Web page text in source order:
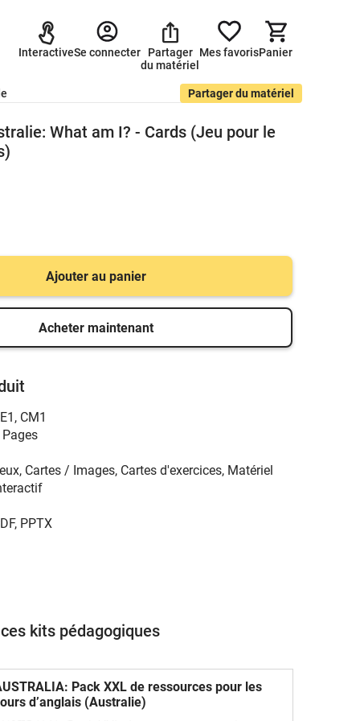
InteractiveSe connecter
Partager
du matériel
Mes favorisPanier
Partager du matériel
What am I? - Cards (Jeu pour le
Ajouter au panier
Acheter maintenant
, CM1
Pages
Cartes / Images, Cartes d'exercices, Matériel
PPTX
kits pédagogiques
Pack XXL de ressources pour les
d’anglais (Australie)